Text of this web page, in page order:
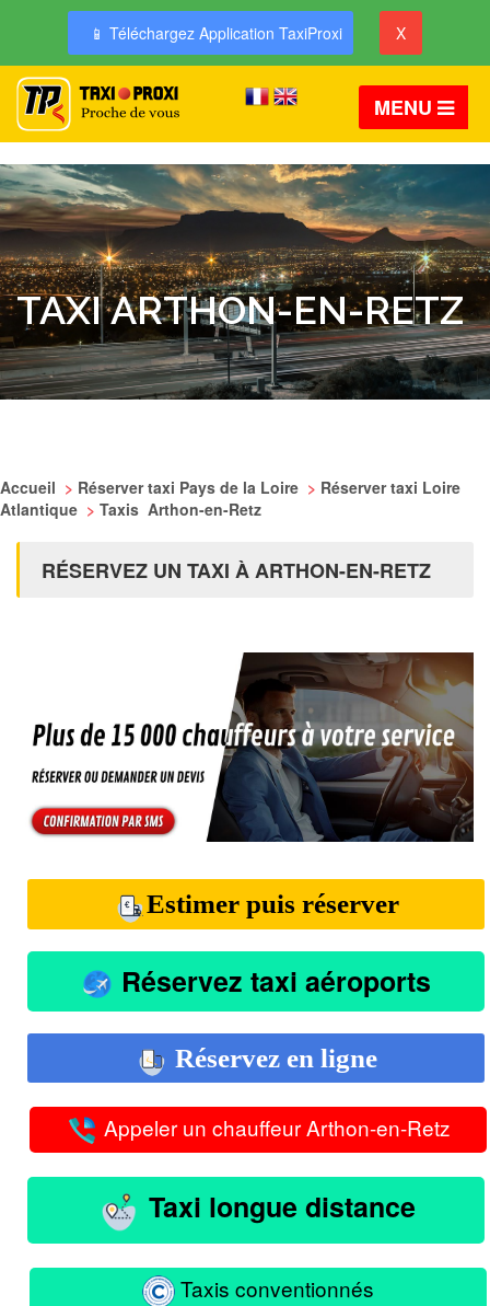
📱 Téléchargez Application TaxiProxi X
MENU
TAXI ARTHON-EN-RETZ
Accueil > Réserver taxi Pays de la Loire > Réserver taxi Loire
Atlantique > Taxis Arthon-en-Retz
RÉSERVEZ UN TAXI À ARTHON-EN-RETZ
Estimer puis réserver
Réservez taxi aéroports
Réservez en ligne
Appeler un chauffeur Arthon-en-Retz
Taxi longue distance
Taxis conventionnés